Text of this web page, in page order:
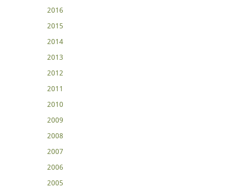
2016
2015
2014
2013
2012
2011
2010
2009
2008
2007
2006
2005